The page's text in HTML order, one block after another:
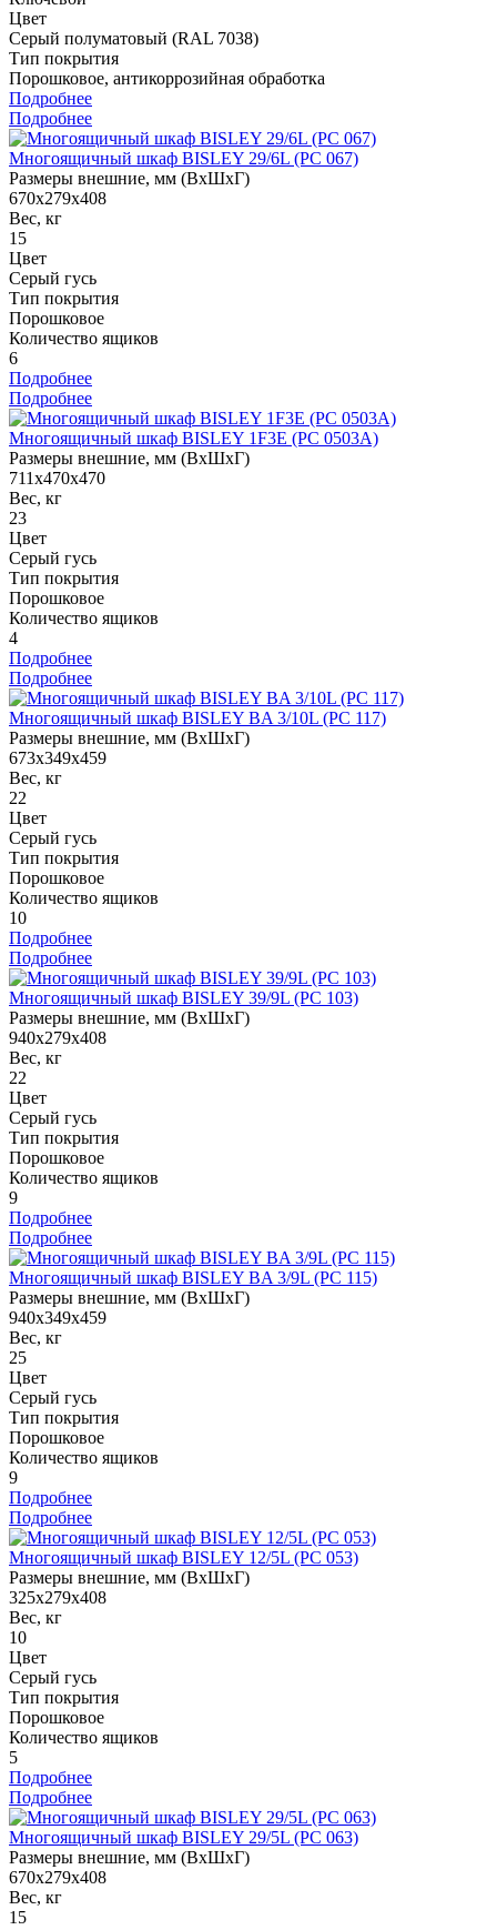
Цвет
Серый полуматовый (RAL 7038)
Тип покрытия
Порошковое, антикоррозийная обработка
Подробнее
Подробнее
Многоящичный шкаф BISLEY 29/6L (PC 067)
Размеры внешние, мм (ВхШхГ)
670x279x408
Вес, кг
15
Цвет
Серый гусь
Тип покрытия
Порошковое
Количество ящиков
6
Подробнее
Подробнее
Многоящичный шкаф BISLEY 1F3E (PC 0503A)
Размеры внешние, мм (ВхШхГ)
711x470x470
Вес, кг
23
Цвет
Серый гусь
Тип покрытия
Порошковое
Количество ящиков
4
Подробнее
Подробнее
Многоящичный шкаф BISLEY BA 3/10L (PC 117)
Размеры внешние, мм (ВхШхГ)
673x349x459
Вес, кг
22
Цвет
Серый гусь
Тип покрытия
Порошковое
Количество ящиков
10
Подробнее
Подробнее
Многоящичный шкаф BISLEY 39/9L (PC 103)
Размеры внешние, мм (ВхШхГ)
940x279x408
Вес, кг
22
Цвет
Серый гусь
Тип покрытия
Порошковое
Количество ящиков
9
Подробнее
Подробнее
Многоящичный шкаф BISLEY BA 3/9L (PC 115)
Размеры внешние, мм (ВхШхГ)
940x349x459
Вес, кг
25
Цвет
Серый гусь
Тип покрытия
Порошковое
Количество ящиков
9
Подробнее
Подробнее
Многоящичный шкаф BISLEY 12/5L (PC 053)
Размеры внешние, мм (ВхШхГ)
325x279x408
Вес, кг
10
Цвет
Серый гусь
Тип покрытия
Порошковое
Количество ящиков
5
Подробнее
Подробнее
Многоящичный шкаф BISLEY 29/5L (PC 063)
Размеры внешние, мм (ВхШхГ)
670x279x408
Вес, кг
15